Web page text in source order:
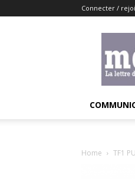
Connecter /
Home TF1